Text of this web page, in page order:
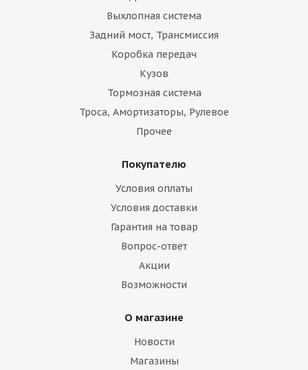
Выхлопная система
Задний мост, Трансмиссия
Коробка передач
Кузов
Тормозная система
Троса, Амортизаторы, Рулевое
Прочее
Покупателю
Условия оплаты
Условия доставки
Гарантия на товар
Вопрос-ответ
Акции
Возможности
О магазине
Новости
Магазины